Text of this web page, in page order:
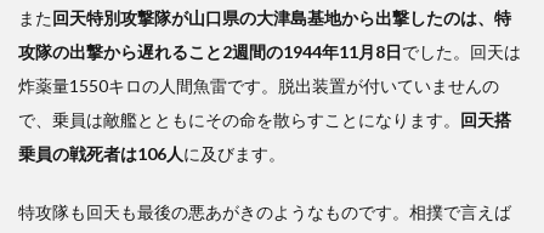
4
不
戦神
話が
作ら
れた
こと
謀な
また回天特別攻撃隊が山口県の大津島基地から出撃したのは、特
攻隊の出撃から遅れること2週間の1944年11月8日でした。回天は
炸薬量1550キロの人間魚雷です。脱出装置が付いていませんの
で、乗員は敵艦とともにその命を散らすことになります。 回天搭
乗員の戦死者は106人に及びます。
特攻隊も回天も最後の悪あがきのようなものです。相撲で言えば